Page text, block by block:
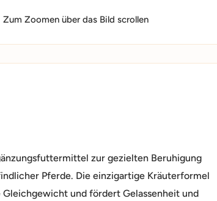
Zum Zoomen über das Bild scrollen
zur gezielten Beruhigung
Pferde. Die einzigartige Kräuterformel
und fördert Gelassenheit und